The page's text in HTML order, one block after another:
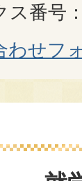
ス番号
わせフ